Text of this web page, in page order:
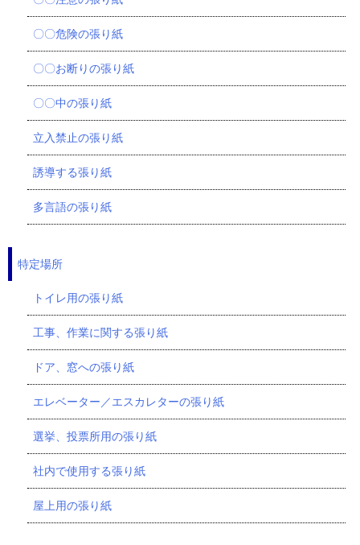
〇〇危険の張り紙
〇〇お断りの張り紙
〇〇中の張り紙
立入禁止の張り紙
誘導する張り紙
多言語の張り紙
特定場所
トイレ用の張り紙
工事、作業に関する張り紙
ドア、窓への張り紙
エレベーター／エスカレターの張り紙
選挙、投票所用の張り紙
社内で使用する張り紙
屋上用の張り紙